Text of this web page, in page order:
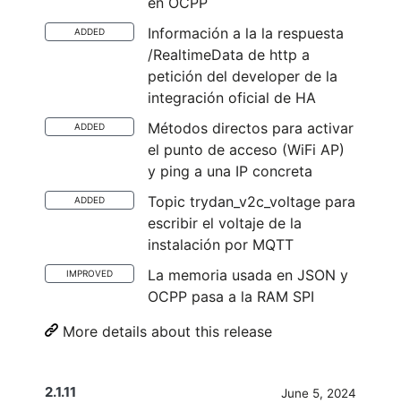
ADDED
Información a la la respuesta
/RealtimeData de http a
petición del developer de la
integración oficial de HA
ADDED
Métodos directos para activar
el punto de acceso (WiFi AP)
y ping a una IP concreta
ADDED
Topic trydan_v2c_voltage para
escribir el voltaje de la
instalación por MQTT
IMPROVED
La memoria usada en JSON y
OCPP pasa a la RAM SPI
More details about this release
2.1.11 June 5, 2024